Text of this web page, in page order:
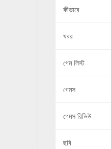
কীভাবে
খবর
গেম লিস্ট
গেমস
গেমস রিভিউ
ছবি